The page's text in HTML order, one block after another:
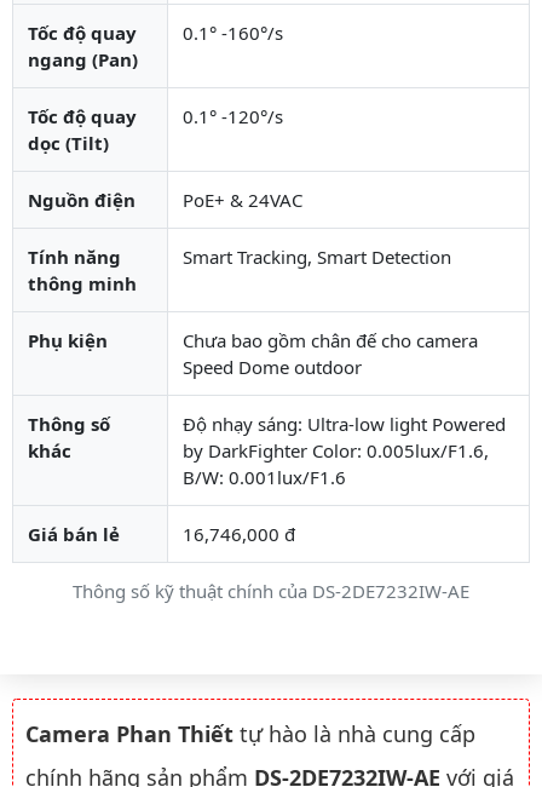
Thông số kỹ thuật chính của DS-2DE7232IW-AE
Tốc độ quay
ngang (Pan)
0.1° -160°/s
Tốc độ quay
dọc (Tilt)
0.1° -120°/s
Nguồn điện PoE+ & 24VAC
Tính năng
thông minh
Smart Tracking, Smart Detection
Phụ kiện
Chưa bao gồm chân đế cho camera
Speed Dome outdoor
Thông số
khác
Độ nhạy sáng: Ultra-low light Powered
by DarkFighter Color: 0.005lux/F1.6,
B/W: 0.001lux/F1.6
Giá bán lẻ 16,746,000 đ
Camera Phan Thiết tự hào là nhà cung cấp
chính hãng sản phẩm DS-2DE7232IW-AE với giá